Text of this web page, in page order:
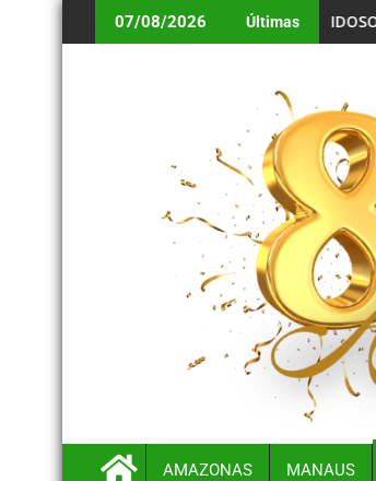
07/08/2026 Últimas
NO FUTEBOL PROFISSIONAL
IDOSO É PRESO NA BR-174 POR
AMAZONAS MANAUS